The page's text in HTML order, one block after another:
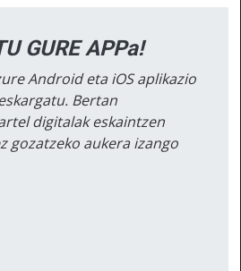
GURE APPa!
Android eta iOS aplikazio
Bertan
digitalak eskaintzen
gozatzeko aukera izango